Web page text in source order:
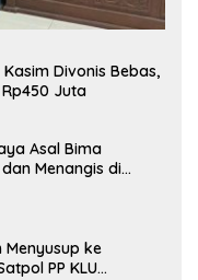
Divonis Bebas,
Juta
Asal Bima
Menangis di
Menyusup ke
PP KLU